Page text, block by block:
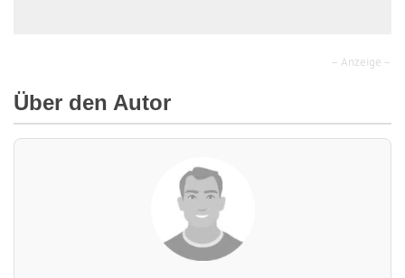
– Anzeige –
Über den Autor